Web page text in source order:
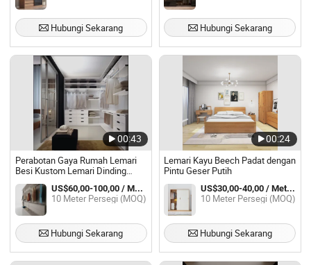
Hubungi Sekarang Hubungi Sekarang
00:43
Perabotan Gaya Rumah Lemari
Besi Kustom Lemari Dinding
Furnitur Kamar Tidur Ropero
Lemari Geser Modern Lemari
Foshan
US$60,00-100,00 / Meter persegi
10 Meter Persegi (MOQ)
Hubungi Sekarang
00:24
Lemari Kayu Beech Padat dengan
Pintu Geser Putih
US$30,00-40,00 / Meter persegi
10 Meter Persegi (MOQ)
Hubungi Sekarang